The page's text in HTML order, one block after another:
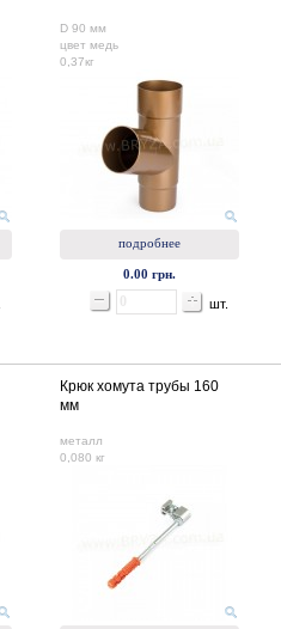
D 90 мм
цвет медь
0,37кг
подробнее
0.00 грн.
шт.
Крюк хомута трубы 160
мм
металл
0,080 кг